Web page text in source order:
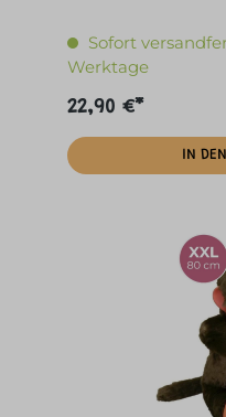
Sofort
Werktage
22,90 €*
IN